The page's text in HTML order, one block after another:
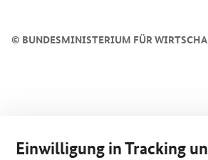
© BUNDESMINISTERIUM FÜR
Einwilligung in Tracking